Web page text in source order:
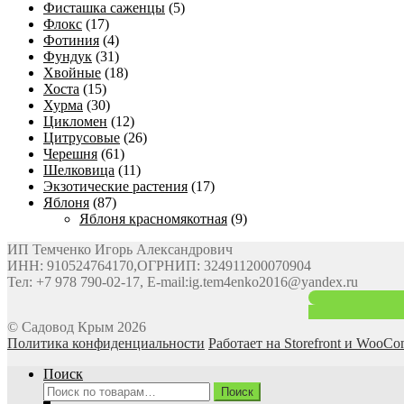
Фисташка саженцы (5)
Флокс (17)
Фотиния (4)
Фундук (31)
Хвойные (18)
Хоста (15)
Хурма (30)
Цикломен (12)
Цитрусовые (26)
Черешня (61)
Шелковица (11)
Экзотические растения (17)
Яблоня (87)
Яблоня красномякотная (9)
ИП Темченко Игорь Александрович
ИНН: 910524764170,ОГРНИП: 324911200070904
Тел: +7 978 790-02-17, E-mail:ig.tem4enko2016@yandex.ru
© Садовод Крым 2026
Политика конфиденциальности Работает на Storefront и
Поиск
Искать:
Поиск